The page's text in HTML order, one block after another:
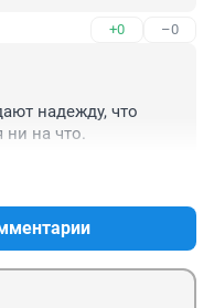
Радуйтесь красоте
и узнать!
+0 –0
надежду, что
ни на что.